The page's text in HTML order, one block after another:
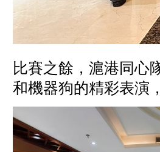
比賽之餘，滬港同心
和機器狗的精彩表演